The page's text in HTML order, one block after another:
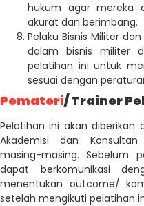
hukum agar mereka
akurat dan berimbang.
Pelaku Bisnis Militer
dalam bisnis militer
pelatihan ini untuk
sesuai dengan
Pemateri/ Trainer
Pelatihan ini akan diberikan
Akademisi dan
masing-masing. Sebelum
dapat berkomunikasi
menentukan outcome/
setelah mengikuti pelatihan